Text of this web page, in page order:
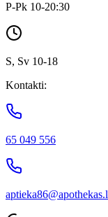
P-Pk 10-20:30
S, Sv 10-18
Kontakti:
65 049 556